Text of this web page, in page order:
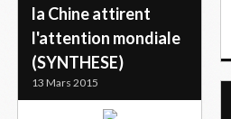
la Chine attirent
l'attention mondiale
(SYNTHESE)
13 Mars 2015